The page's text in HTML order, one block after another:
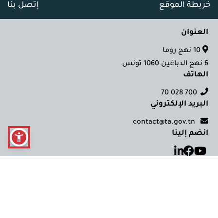
خريطة الموقع
إتصل بنا
العنوان
6 نهج الدباغين 1060 تونس
الهاتف
700 028 70
البريد الإلكتروني
انضم إلينا